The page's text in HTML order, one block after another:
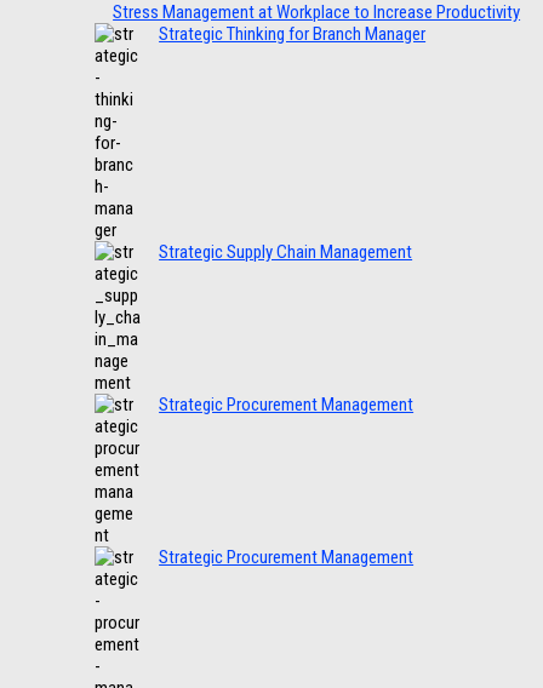
Stress Management at Workplace to Increase Productivity
Strategic Thinking for Branch Manager
Strategic Supply Chain Management
Strategic Procurement Management
Strategic Procurement Management